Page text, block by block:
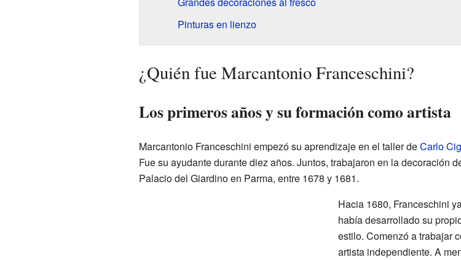
Pinturas en lienzo
¿Quién fue Marcantonio Franceschini?
Los primeros años y su formación como artista
Marcantonio Franceschini empezó su aprendizaje en el taller deCarlo
Fue su ayudante durante diez años. Juntos, trabajaron en la decoración
Palacio del Giardino en Parma, entre 1678 y 1681.
Hacia 1680, Franceschini
había desarrollado su
estilo. Comenzó a trabajar
artista independiente. A